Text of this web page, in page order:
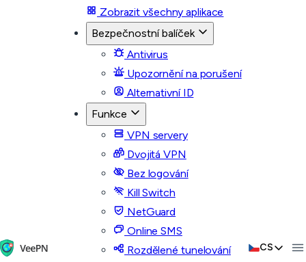
Zobrazit všechny aplikace
Bezpečnostní balíček
Antivirus
Upozornění na porušení
Alternativní ID
Funkce
VPN servery
Dvojitá VPN
Bez logování
Kill Switch
NetGuard
Online SMS
Rozdělené tunelování
CS